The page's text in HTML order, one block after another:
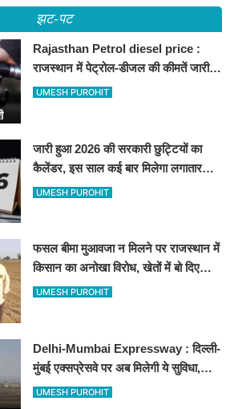
झट-पट
Rajasthan Petrol diesel price :
राजस्थान में पेट्रोल-डीजल की कीमतें जारी,
जानिए बीकानेर समेत पुरे प्रदेश में नए रेट
UMESH PUROHIT
जारी हुआ 2026 की सरकारी छुट्टियों का
कैलेंडर, इस साल कई बार मिलेगा लगातार
अवकाश, देखें
UMESH PUROHIT
फसल बीमा मुआवजा न मिलने पर राजस्थान में
किसान का अनोखा विरोध, खेतों में बो दिए
500-500 रुपए के नोट, वीडियो वायरल
UMESH PUROHIT
Delhi-Mumbai Expressway : दिल्ली-
मुंबई एक्सप्रेसवे पर अब मिलेगी ये सुविधा,
हेलीकॉप्टर सर्विस से तुरंत घायल पहुंचेगा
UMESH PUROHIT